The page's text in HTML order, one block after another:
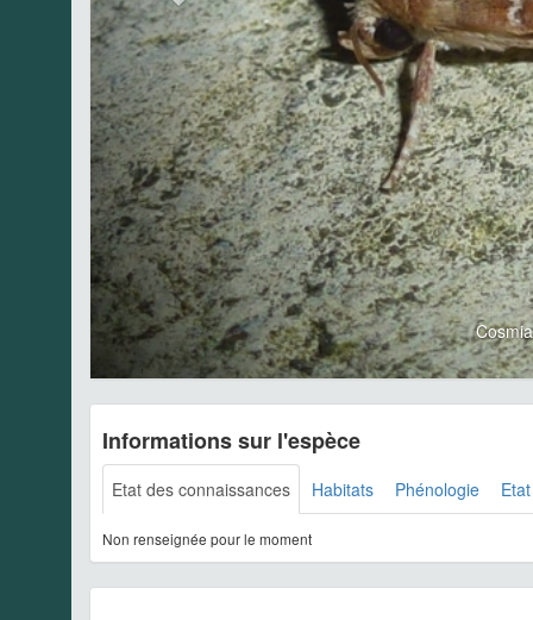
Informations sur l'espèce
Etat des connaissances Habitats Phénologie
Non renseignée pour le moment